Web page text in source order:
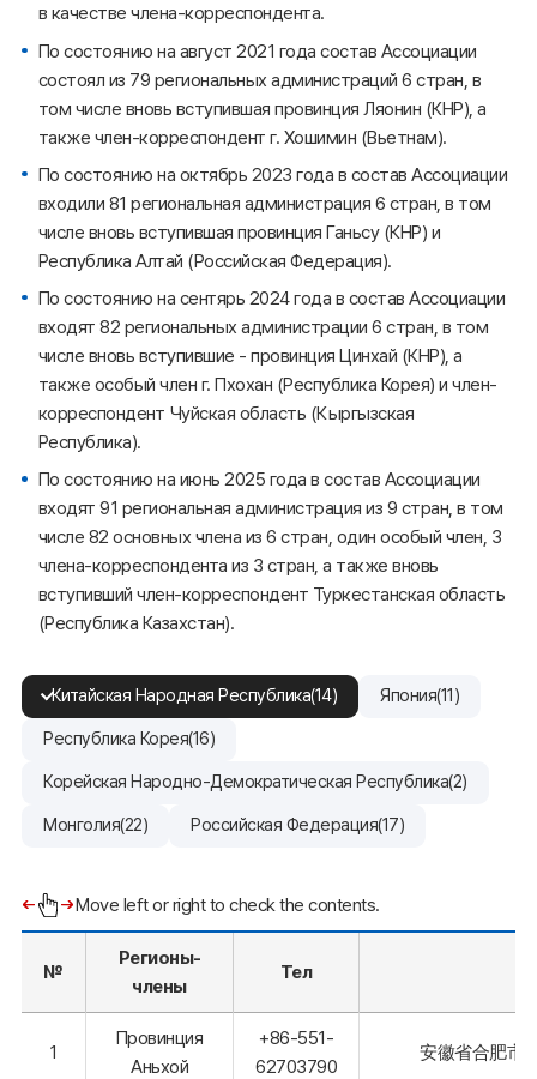
в качестве члена-корреспондента.
По состоянию на август 2021 года состав Ассоциации
состоял из 79 региональных администраций 6 стран, в
том числе вновь вступившая провинция Ляонин (КНР), а
также член-корреспондент г. Хошимин (Вьетнам).
По состоянию на октябрь 2023 года в состав Ассоциации
входили 81 региональная администрация 6 стран, в том
числе вновь вступившая провинция Ганьсу (КНР) и
Республика Алтай (Российская Федерация).
По состоянию на сентярь 2024 года в состав Ассоциации
входят 82 региональных администрации 6 стран, в том
числе вновь вступившие - провинция Цинхай (КНР), а
также особый член г. Пхохан (Республика Корея) и член-
корреспондент Чуйская область (Кыргызская
Республика).
По состоянию на июнь 2025 года в состав Ассоциации
входят 91 региональная администрация из 9 стран, в том
числе 82 основных члена из 6 стран, один особый член, 3
члена-корреспондента из 3 стран, а также вновь
вступивший член-корреспондент Туркестанская область
(Республика Казахстан).
Китайская Народная Республика(14)
Япония(11)
Республика Корея(16)
Корейская Народно-Демократическая Республика(2)
Монголия(22)
Российская Федерация(17)
Move left or right to check the contents.
№
Регионы-
члены
Тел
1
Провинция
Аньхой
+86-551-
62703790
安徽省合肥市